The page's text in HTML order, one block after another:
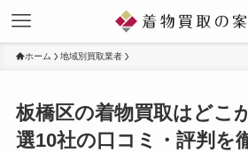
ホーム 地域別買取業者
板橋区の着物買取はどこ
選10社の口コミ・評判を